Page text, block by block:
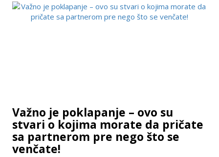
Važno je poklapanje – ovo su
stvari o kojima morate da pričate
sa partnerom pre nego što se
venčate!